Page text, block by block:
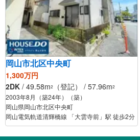
岡山市北区中央町
1,300万円
2DK / 49.58m2 （登記） / 57.96m2
2003年8月（築24年）（築）
岡山県岡山市北区中央町
岡山電気軌道清輝橋線 「大雲寺前」駅 徒歩2分